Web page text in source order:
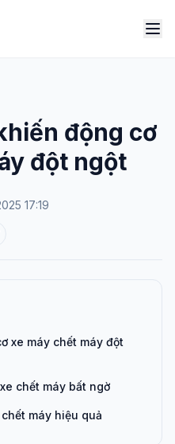
động cơ
đột ngột
17:19
xe máy chết máy đột
chết máy bất ngờ
máy hiệu quả